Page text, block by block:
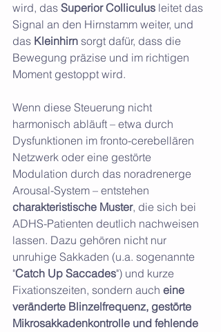
wird, das Superior Colliculus leitet das
Signal an den Hirnstamm weiter, und
das Kleinhirn sorgt dafür, dass die
Bewegung präzise und im richtigen
Moment gestoppt wird.
Wenn diese Steuerung nicht
harmonisch abläuft – etwa durch
Dysfunktionen im fronto-cerebellären
Netzwerk oder eine gestörte
Modulation durch das noradrenerge
Arousal-System – entstehen
charakteristische Muster, die sich bei
ADHS-Patienten deutlich nachweisen
lassen. Dazu gehören nicht nur
unruhige Sakkaden (u.a. sogenannte
"Catch Up Saccades") und kurze
Fixationszeiten, sondern auch eine
veränderte Blinzelfrequenz, gestörte
Mikrosakkadenkontrolle und fehlende